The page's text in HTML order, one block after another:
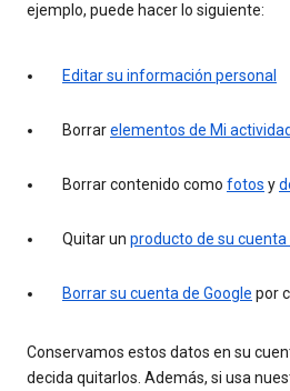
ejemplo, puede hacer lo siguiente:
Editar su información personal
Borrarelementos de Mi actividad
Borrar contenido como fotos y
Quitar un producto de su cuenta
Borrar su cuenta de Google por
Conservamos estos datos en su
decida quitarlos. Además, si usa